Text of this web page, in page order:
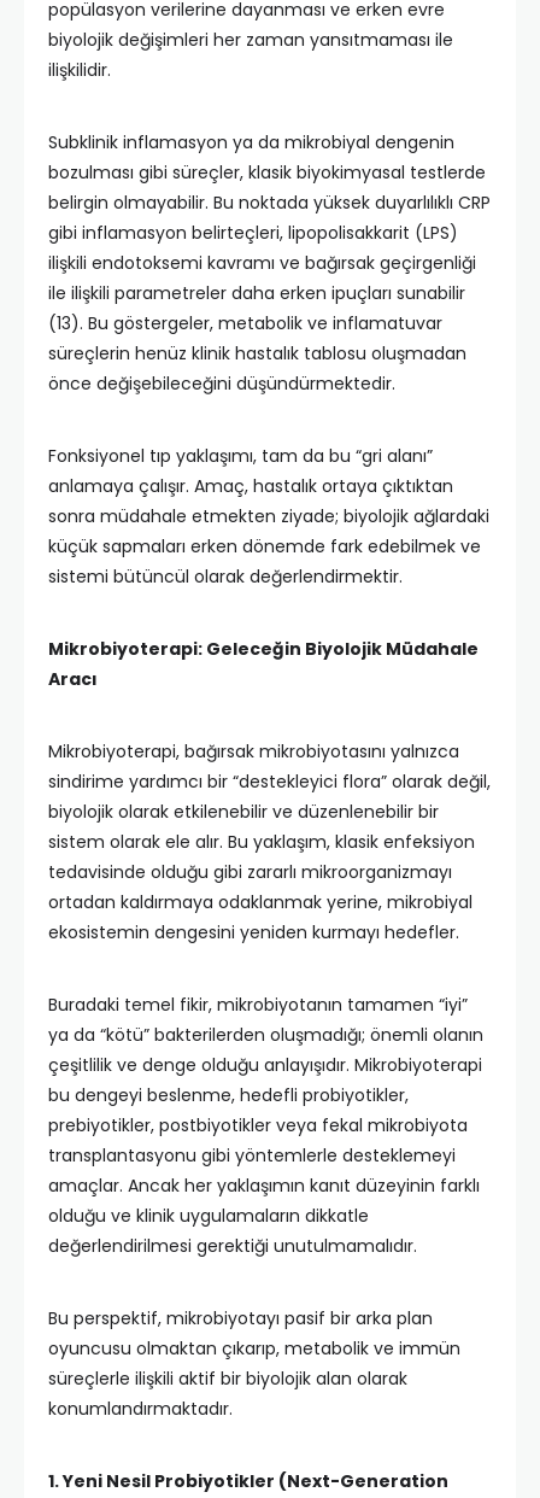
popülasyon verilerine dayanması ve erken evre
biyolojik değişimleri her zaman yansıtmaması ile
ilişkilidir.
Subklinik inflamasyon ya da mikrobiyal dengenin
bozulması gibi süreçler, klasik biyokimyasal testlerde
belirgin olmayabilir. Bu noktada yüksek duyarlılıklı CRP
gibi inflamasyon belirteçleri, lipopolisakkarit (LPS)
ilişkili endotoksemi kavramı ve bağırsak geçirgenliği
ile ilişkili parametreler daha erken ipuçları sunabilir
(13). Bu göstergeler, metabolik ve inflamatuvar
süreçlerin henüz klinik hastalık tablosu oluşmadan
önce değişebileceğini düşündürmektedir.
Fonksiyonel tıp yaklaşımı, tam da bu “gri alanı”
anlamaya çalışır. Amaç, hastalık ortaya çıktıktan
sonra müdahale etmekten ziyade; biyolojik ağlardaki
küçük sapmaları erken dönemde fark edebilmek ve
sistemi bütüncül olarak değerlendirmektir.
Mikrobiyoterapi: Geleceğin Biyolojik Müdahale
Aracı
Mikrobiyoterapi, bağırsak mikrobiyotasını yalnızca
sindirime yardımcı bir “destekleyici flora” olarak değil,
biyolojik olarak etkilenebilir ve düzenlenebilir bir
sistem olarak ele alır. Bu yaklaşım, klasik enfeksiyon
tedavisinde olduğu gibi zararlı mikroorganizmayı
ortadan kaldırmaya odaklanmak yerine, mikrobiyal
ekosistemin dengesini yeniden kurmayı hedefler.
Buradaki temel fikir, mikrobiyotanın tamamen “iyi”
ya da “kötü” bakterilerden oluşmadığı; önemli olanın
çeşitlilik ve denge olduğu anlayışıdır. Mikrobiyoterapi
bu dengeyi beslenme, hedefli probiyotikler,
prebiyotikler, postbiyotikler veya fekal mikrobiyota
transplantasyonu gibi yöntemlerle desteklemeyi
amaçlar. Ancak her yaklaşımın kanıt düzeyinin farklı
olduğu ve klinik uygulamaların dikkatle
değerlendirilmesi gerektiği unutulmamalıdır.
Bu perspektif, mikrobiyotayı pasif bir arka plan
oyuncusu olmaktan çıkarıp, metabolik ve immün
süreçlerle ilişkili aktif bir biyolojik alan olarak
konumlandırmaktadır.
1. Yeni Nesil Probiyotikler (Next-Generation